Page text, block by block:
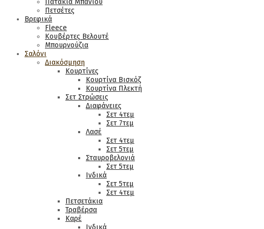
Πατάκια Μπάνιου
Πετσέτες
Βρεφικά
Fleece
Κουβέρτες Βελουτέ
Μπουρνούζια
Σαλόνι
Διακόσμηση
Κουρτίνες
Κουρτίνα Βισκόζ
Κουρτίνα Πλεκτή
Σετ Στρώσεις
Διαφάνειες
Σετ 4τεμ
Σετ 7τεμ
Λασέ
Σετ 4τεμ
Σετ 5τεμ
Σταυροβελονιά
Σετ 5τεμ
Ινδικά
Σετ 5τεμ
Σετ 4τεμ
Πετσετάκια
Τραβέρσα
Καρέ
Ινδικά